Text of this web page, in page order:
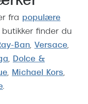
fra populære
finder du
Ban, Versace,
,
Dolce &
, Michael Kors,
.